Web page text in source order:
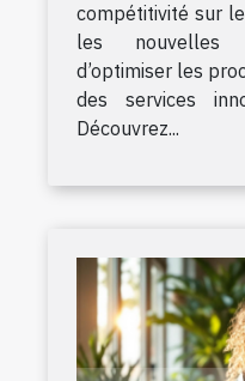
compétitivité sur
les nouvelles
d’optimiser les
des services
Découvrez...